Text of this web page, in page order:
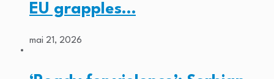
EU grapples…
mai 21, 2026